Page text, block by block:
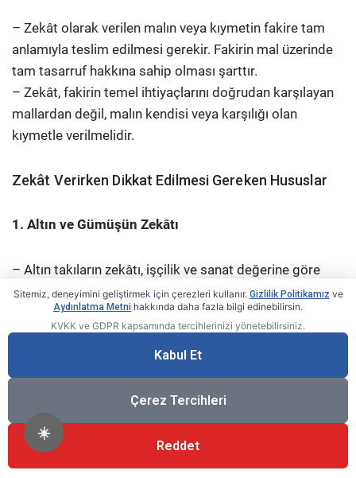
☀️
– Zekât olarak verilen malın veya kıymetin fakire tam
anlamıyla teslim edilmesi gerekir. Fakirin mal üzerinde
tam tasarruf hakkına sahip olması şarttır.
– Zekât, fakirin temel ihtiyaçlarını doğrudan karşılayan
mallardan değil, malın kendisi veya karşılığı olan
kıymetle verilmelidir.
Zekât Verirken Dikkat Edilmesi Gereken Hususlar
1. Altın ve Gümüşün Zekâtı
– Altın takıların zekâtı, işçilik ve sanat değerine göre
değil, saf altının ağırlığı esas alınarak hesaplanır. Örnek:
Reşat, Cumhuriyet, Aziz altınlarının her biri 7,2 gramdır
ve bu ağırlık üzerinden zekât verilir.
Altın Ayarları:
Farklı ayarlardaki altınların zekâtı hesaplanırken, en
yüksek ayardan vermek daha faziletli; ortalama ayardan
vermek caiz; en düşük ayardan vermek ise mekruhtur.
Zekâta tâbi mallar, piyasa koşullarında altın liraların en
Sitemiz, deneyimini geliştirmek için çerezleri kullanır. Gizlilik Politikamız ve
Aydınlatma Metni hakkında daha fazla bilgi edinebilirsin.
KVKK ve GDPR kapsamında tercihlerinizi yönetebilirsiniz.
Kabul Et
Çerez Tercihleri
Reddet